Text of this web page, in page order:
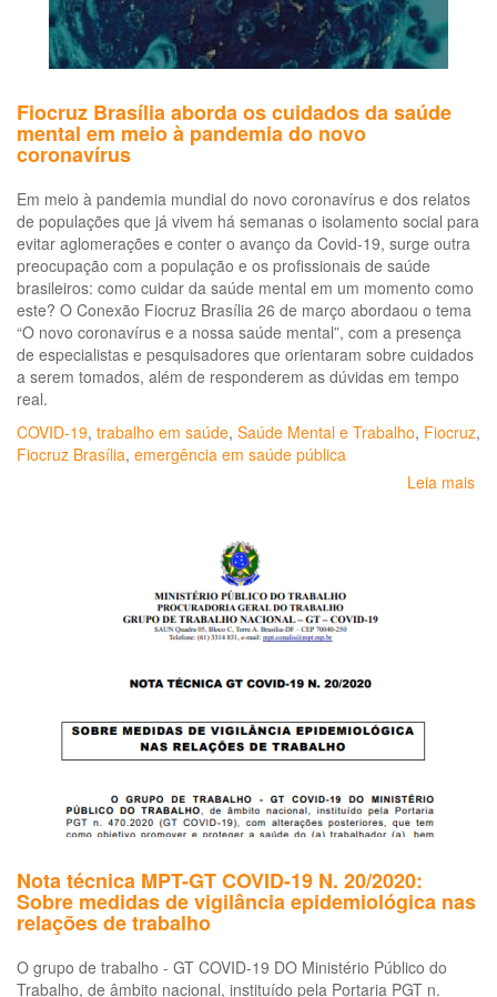
Fiocruz Brasília aborda os cuidados da saúde
mental em meio à pandemia do novo
coronavírus
Em meio à pandemia mundial do novo coronavírus e dos relatos
de populações que já vivem há semanas o isolamento social para
evitar aglomerações e conter o avanço da Covid-19, surge outra
preocupação com a população e os profissionais de saúde
brasileiros: como cuidar da saúde mental em um momento como
este? O Conexão Fiocruz Brasília 26 de março abordaou o tema
“O novo coronavírus e a nossa saúde mental”, com a presença
de especialistas e pesquisadores que orientaram sobre cuidados
a serem tomados, além de responderem as dúvidas em tempo
real.
COVID-19, trabalho em saúde, Saúde Mental e Trabalho, Fiocruz,
Fiocruz Brasília, emergência em saúde pública
Leia mais
Nota técnica MPT-GT COVID-19 N. 20/2020:
Sobre medidas de vigilância epidemiológica nas
relações de trabalho
O grupo de trabalho - GT COVID-19 DO Ministério Público do
Trabalho, de âmbito nacional, instituído pela Portaria PGT n.